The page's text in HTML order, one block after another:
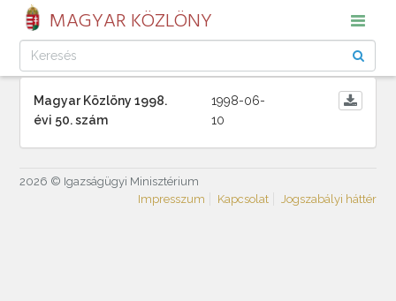
MAGYAR KÖZLÖNY
Magyar Közlöny 1998.
évi 50. szám
1998-06-
10
2026 © Igazságügyi Minisztérium
Impresszum
Kapcsolat Jogszabályi háttér